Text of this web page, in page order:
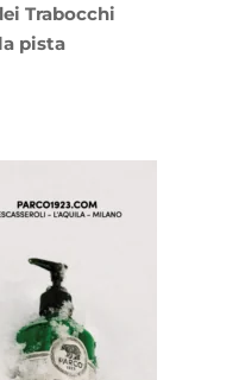
Trabocchi
pista